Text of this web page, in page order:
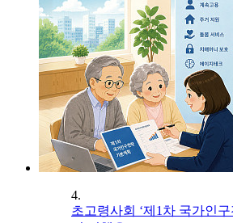
4.
초고령사회 ‘제1차 국가인